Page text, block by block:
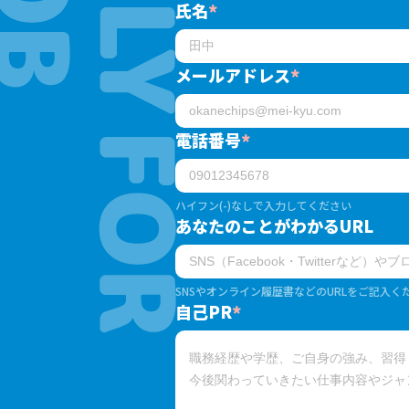
氏名*
メールアドレス*
電話番号*
ハイフン(-)なしで入力してください
あなたのことがわかるURL
SNSやオンライン履歴書などのURLをご記入く
自己PR*